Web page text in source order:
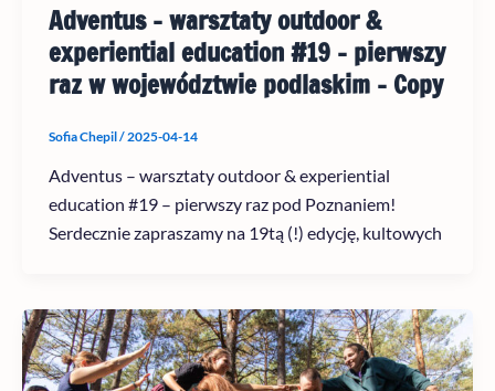
Adventus – warsztaty outdoor &
experiential education #19 – pierwszy
raz w województwie podlaskim – Copy
Sofia Chepil/2025-04-14
Adventus – warsztaty outdoor & experiential
education #19 – pierwszy raz pod Poznaniem!
Serdecznie zapraszamy na 19tą (!) edycję, kultowych